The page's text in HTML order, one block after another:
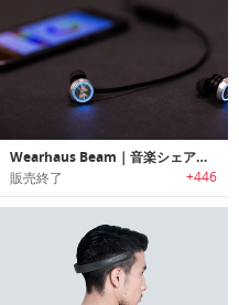
Wearhaus Beam｜音楽シェアリング機能を満載したワイヤレスBluetoothイヤホン「ビーム」
販売終了 +446